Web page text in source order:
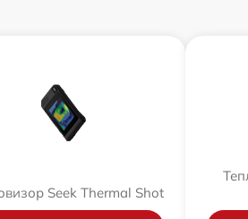
Seek Thermal Shot